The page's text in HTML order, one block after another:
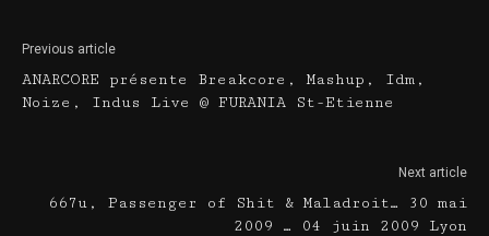
Previous article
ANARCORE présente Breakcore, Mashup, Idm,
Noize, Indus Live @ FURANIA St-Etienne
Next article
667u, Passenger of Shit & Maladroit… 30 mai
2009 … 04 juin 2009 Lyon